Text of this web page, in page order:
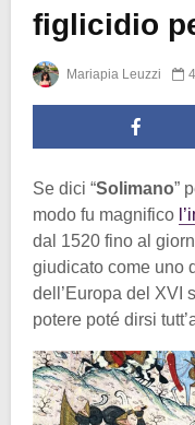
figlicidio
Mariapia Leuzzi
Se dici “Solimano”
modo fu magnifico
dal 1520 fino al
giudicato come uno
dell’Europa del XVI
potere poté dirsi